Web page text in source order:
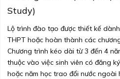
Study)
Lộ trình đào tạo được thiết kế
THPT hoặc hoàn thành các
Chương trình kéo dài từ 3 đến 4
thuộc vào việc sinh viên có đăng
hoặc năm học trao đổi nước ngoài